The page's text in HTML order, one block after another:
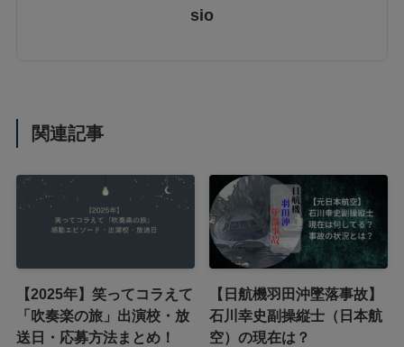
sio
関連記事
【2025年】笑ってコラえて
「吹奏楽の旅」出演校・放
送日・応募方法まとめ！
【日航機羽田沖墜落事故】
石川幸史副操縦士（日本航
空）の現在は？